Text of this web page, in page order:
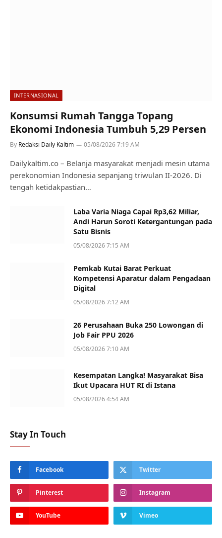
INTERNASIONAL
Konsumsi Rumah Tangga Topang
Ekonomi Indonesia Tumbuh 5,29 Persen
By Redaksi Daily Kaltim 05/08/2026 7:19 AM
Dailykaltim.co – Belanja masyarakat menjadi mesin utama
perekonomian Indonesia sepanjang triwulan II-2026. Di
tengah ketidakpastian…
Laba Varia Niaga Capai Rp3,62 Miliar,
Andi Harun Soroti Ketergantungan pada
Satu Bisnis
05/08/2026 7:15 AM
Pemkab Kutai Barat Perkuat
Kompetensi Aparatur dalam Pengadaan
Digital
05/08/2026 7:12 AM
26 Perusahaan Buka 250 Lowongan di
Job Fair PPU 2026
05/08/2026 7:10 AM
Kesempatan Langka! Masyarakat Bisa
Ikut Upacara HUT RI di Istana
05/08/2026 4:54 AM
Stay In Touch
Facebook Twitter
Pinterest Instagram
YouTube Vimeo